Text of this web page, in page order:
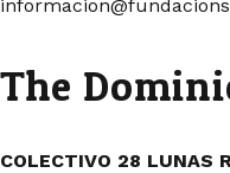
The
COLECTIVO 28 LUNAS